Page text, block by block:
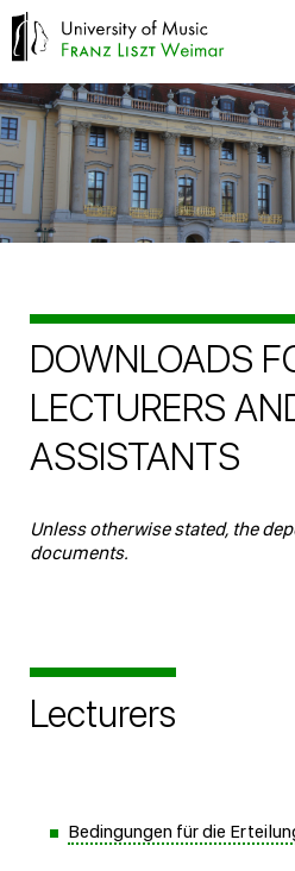
DOWNLOADS
LECTURERS
ASSISTANTS
Unless otherwise stated, the
documents.
Lecturers
Bedingungen für die